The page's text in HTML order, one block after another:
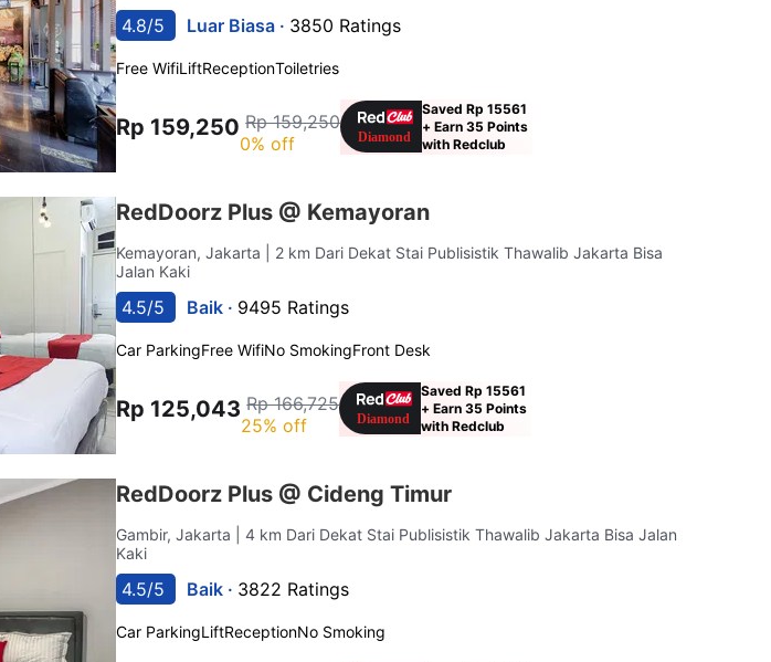
4.8/5 Luar Biasa · 3850 Ratings
Free WifiLiftReceptionToiletries
Rp 159,250 Rp 159,250
0% off
Saved Rp 15561
+ Earn 35 Points
with Redclub
RedDoorz Plus @ Kemayoran
Kemayoran, Jakarta
| 2 km Dari Dekat Stai Publisistik Thawalib Jakarta Bisa
Jalan Kaki
4.5/5 Baik · 9495 Ratings
Car ParkingFree WifiNo SmokingFront Desk
Rp 125,043 Rp 166,725
25% off
Saved Rp 15561
+ Earn 35 Points
with Redclub
RedDoorz Plus @ Cideng Timur
Gambir, Jakarta
| 4 km Dari Dekat Stai Publisistik Thawalib Jakarta Bisa Jalan
Kaki
4.5/5 Baik · 3822 Ratings
Car ParkingLiftReceptionNo Smoking